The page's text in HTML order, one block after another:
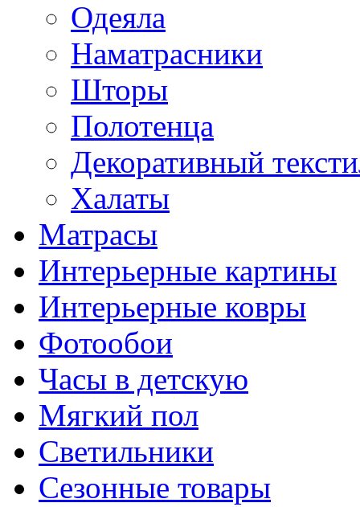
Одеяла
Наматрасники
Шторы
Полотенца
Декоративный
Халаты
Матрасы
Интерьерные картины
Интерьерные ковры
Фотообои
Часы в детскую
Мягкий пол
Светильники
Сезонные товары